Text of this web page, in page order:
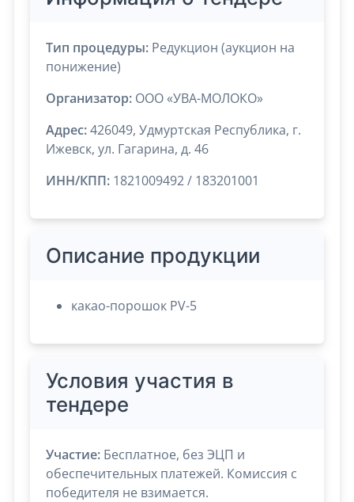
Тип процедуры: Редукцион (аукцион на
понижение)
Организатор: ООО «УВА-МОЛОКО»
Адрес:426049, Удмуртская Республика, г.
Ижевск, ул. Гагарина, д. 46
ИНН/КПП: 1821009492 / 183201001
Описание продукции
какао-порошок PV-5
Условия участия в
тендере
Участие: Бесплатное, без ЭЦП и
обеспечительных платежей. Комиссия с
победителя не взимается.